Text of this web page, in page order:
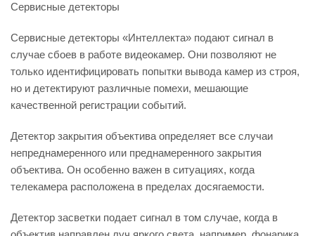
Сервисные детекторы
Сервисные детекторы «Интеллекта» подают сигнал в
случае сбоев в работе видеокамер. Они позволяют не
только идентифицировать попытки вывода камер из строя,
но и детектируют различные помехи, мешающие
качественной регистрации событий.
Детектор закрытия объектива определяет все случаи
непреднамеренного или преднамеренного закрытия
объектива. Он особенно важен в ситуациях, когда
телекамера расположена в пределах досягаемости.
Детектор засветки подает сигнал в том случае, когда в